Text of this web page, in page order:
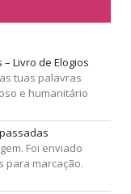
Livro de Elogios
tuas palavras
e humanitário
Foi enviado
para marcação.